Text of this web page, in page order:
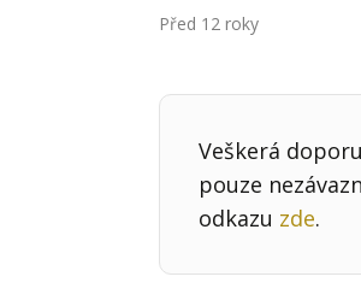
Před 12 roky
Veškerá
pouze
odkazu zde.